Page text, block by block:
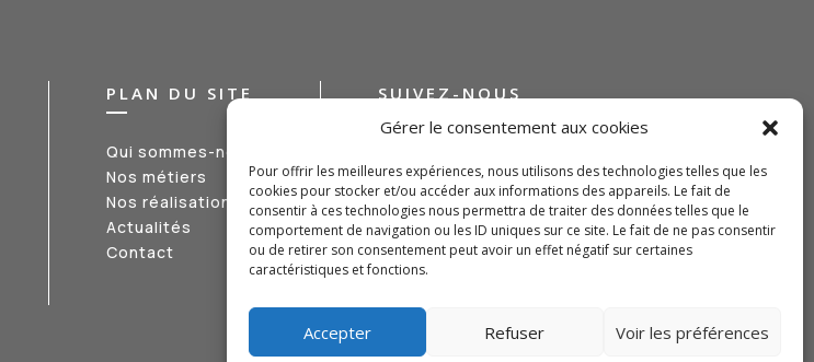
Gérer le consentement aux cookies
Pour offrir les meilleures expériences, nous utilisons des technologies telles que les
cookies pour stocker et/ou accéder aux informations des appareils. Le fait de
consentir à ces technologies nous permettra de traiter des données telles que le
comportement de navigation ou les ID uniques sur ce site. Le fait de ne pas consentir
ou de retirer son consentement peut avoir un effet négatif sur certaines
caractéristiques et fonctions.
Accepter Refuser Voir les préférences
PLAN DU SITE
Qui sommes-nous ?
Nos métiers
Nos réalisations
Actualités
Contact
SUIVEZ-NOUS